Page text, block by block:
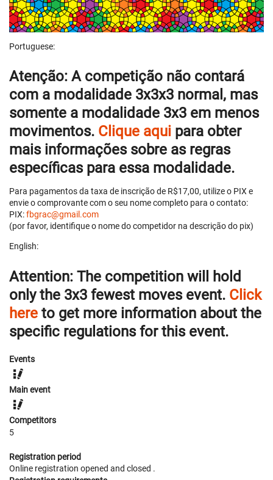
Portuguese:
Atenção: A competição não contará
com a modalidade 3x3x3 normal, mas
somente a modalidade 3x3 em menos
movimentos. Clique aqui para obter
mais informações sobre as regras
específicas para essa modalidade.
Para pagamentos da taxa de inscrição de R$17,00, utilize o PIX e
envie o comprovante com o seu nome completo para o contato:
PIX:fbgrac@gmail.com
(por favor, identifique o nome do competidor na descrição do pix)
English:
Attention: The competition will hold
onlythe 3x3 fewest movesevent. Click
here to get more information about the
specific regulations for this event.
Events
Main event
Competitors
5
Registration period
Online registration opened and closed .